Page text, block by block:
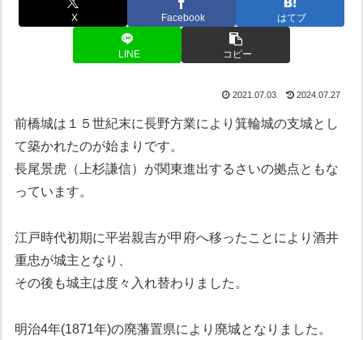
X Facebook はてブ
LINE コピー
2021.07.03 2024.07.27
前橋城は１５世紀末に長野方業により箕輪城の支城とし
て築かれたのが始まりです。
長尾景虎（上杉謙信）が関東進出するさいの拠点ともな
っています。
江戸時代初期に平岩親吉が甲府へ移ったことにより酒井
重忠が城主となり、
その後も城主は度々入れ替わりました。
明治4年(1871年)の廃藩置県により廃城となりました。